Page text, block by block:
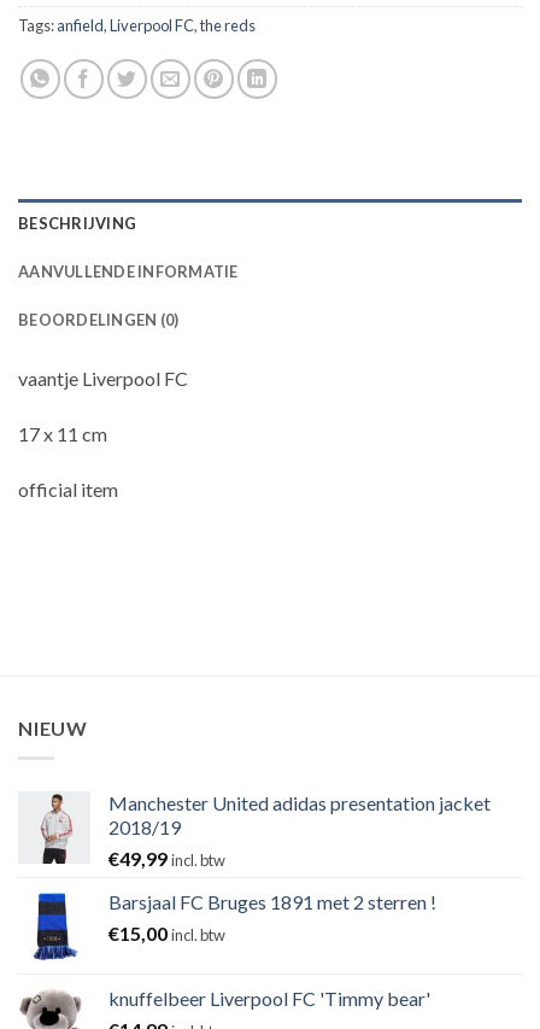
Tags:anfield,Liverpool FC,the reds
BESCHRIJVING
AANVULLENDE INFORMATIE
BEOORDELINGEN (0)
vaantje Liverpool FC
17 x 11 cm
official item
NIEUW
Manchester United adidas presentation jacket
2018/19
€49,99incl. btw
Barsjaal FC Bruges 1891 met 2 sterren !
€15,00incl. btw
knuffelbeer Liverpool FC 'Timmy bear'